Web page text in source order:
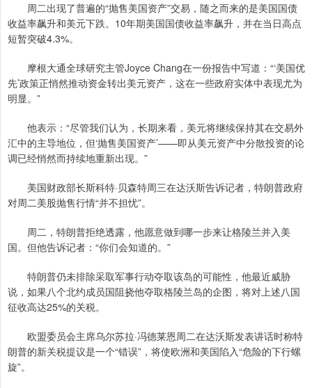
周二出现了普遍的“抛售美国资产”交易，随之而来的是美国国债
收益率飙升和美元下跌。10年期美国国债收益率飙升，并在当日高点
短暂突破4.3%。
摩根大通全球研究主管Joyce Chang在一份报告中写道：“‘美国优
先’政策正悄然推动资金转出美元资产，这在一些政府实体中表现尤为
明显。”
他表示：“尽管我们认为，长期来看，美元将继续保持其在交易外
汇中的主导地位，但‘抛售美国资产’——即从美元资产中分散投资的论
调已经悄然而持续地重新出现。”
美国财政部长斯科特·贝森特周三在达沃斯告诉记者，特朗普政府
对周二美股抛售行情“并不担忧”。
周二，特朗普拒绝透露，他愿意做到哪一步来让格陵兰并入美
国。但他告诉记者：“你们会知道的。”
特朗普仍未排除采取军事行动夺取该岛的可能性，他最近威胁
说，如果八个北约成员国阻挠他夺取格陵兰岛的企图，将对上述八国
征收高达25%的关税。
欧盟委员会主席乌尔苏拉·冯德莱恩周二在达沃斯发表讲话时称特
朗普的新关税提议是一个“错误”，将使欧洲和美国陷入“危险的下行螺
旋”。